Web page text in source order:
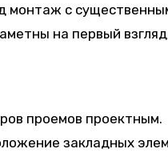
с
на первый
проемов проектным.
закладных